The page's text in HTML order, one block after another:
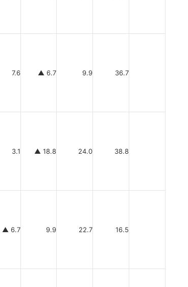
7.6 ▲ 6.7 9.9 36.7
3.1 ▲ 18.8 24.0 38.8
▲ 6.7 9.9 22.7 16.5